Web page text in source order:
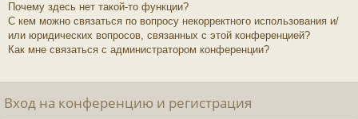
Почему здесь нет такой-то функции?
С кем можно связаться по вопросу некорректного использования и/
или юридических вопросов, связанных с этой конференцией?
Как мне связаться с администратором конференции?
Вход на конференцию и регистрация